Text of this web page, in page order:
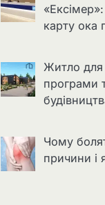
карту ока
Житло для
програми
Чому
причини і